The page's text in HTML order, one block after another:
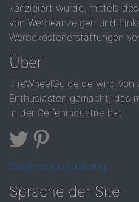
konzipiert wurde, mittels
von Werbeanzeigen und
Werbekostenerstattungen
Über
TireWheelGuide.de wird von
Enthusiasten gemacht, das
in der Reifenindustrie hat
Datenschutzerklärung
Sprache der Site